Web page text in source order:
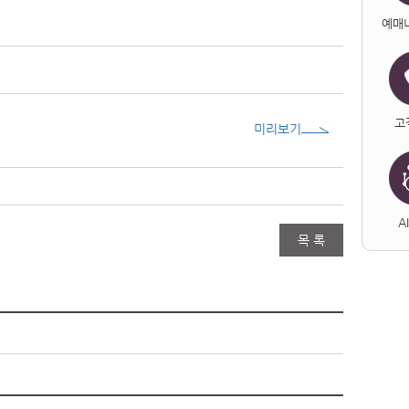
미리보기
목 록
예매
고